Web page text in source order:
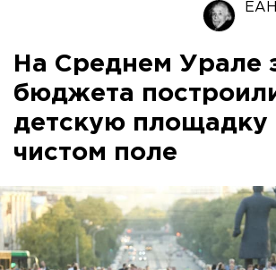
На Среднем Урале
бюджета
детскую площадку
чистом поле